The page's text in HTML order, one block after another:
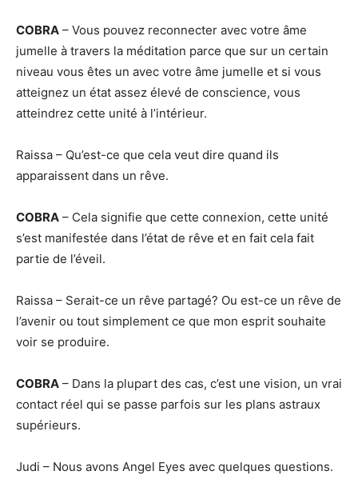
COBRA – Vous pouvez reconnecter avec votre âme
jumelle à travers la méditation parce que sur un certain
niveau vous êtes un avec votre âme jumelle et si vous
atteignez un état assez élevé de conscience, vous
atteindrez cette unité à l’intérieur.
Raissa – Qu’est-ce que cela veut dire quand ils
apparaissent dans un rêve.
COBRA – Cela signifie que cette connexion, cette unité
s’est manifestée dans l’état de rêve et en fait cela fait
partie de l’éveil.
Raissa – Serait-ce un rêve partagé? Ou est-ce un rêve de
l’avenir ou tout simplement ce que mon esprit souhaite
voir se produire.
COBRA – Dans la plupart des cas, c’est une vision, un vrai
contact réel qui se passe parfois sur les plans astraux
supérieurs.
Judi – Nous avons Angel Eyes avec quelques questions.